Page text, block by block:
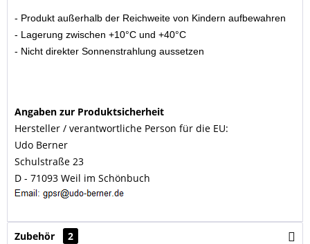
- Produkt außerhalb der Reichweite von Kindern aufbewahren
- Lagerung zwischen +10°C und +40°C
- Nicht direkter Sonnenstrahlung aussetzen
Angaben zur Produktsicherheit
Hersteller / verantwortliche Person für die EU:
Udo Berner
Schulstraße 23
D - 71093 Weil im Schönbuch
Zubehör 2